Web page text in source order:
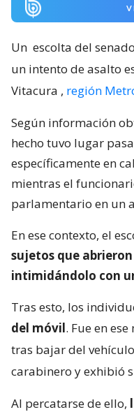
Un escolta del
un intento de asalto
Vitacura , región
Según información
hecho tuvo lugar
específicamente en
mientras el
parlamentario en un
En ese contexto, el
sujetos que
intimidándolo con
Tras esto, los
del móvil. Fue en
tras bajar del
carabinero y exhibió
Al percatarse de ello,